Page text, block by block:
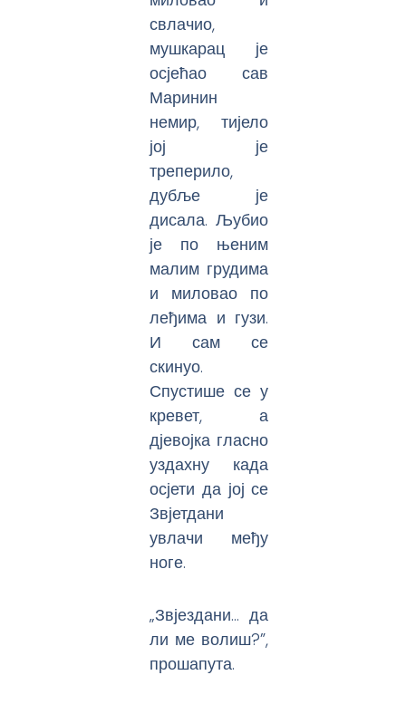
свлачио,
мушкарац је
осјећао сав
Маринин
немир, тијело
јој је
треперило,
дубље је
дисала. Љубио
је по њеним
малим грудима
и миловао по
леђима и гузи.
И сам се
скинуо.
Спустише се у
кревет, а
дјевојка гласно
уздахну када
осјети да јој се
Звјетдани
увлачи међу
ноге.
„Звјездани… да
ли ме волиш?”,
прошапута.